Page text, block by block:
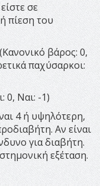
σε
πίεση του
βάρος: 0,
παχύσαρκοι:
0, Ναι: -1)
4 ή υψηλότερη,
Αν είναι
για διαβήτη.
εξέταση.